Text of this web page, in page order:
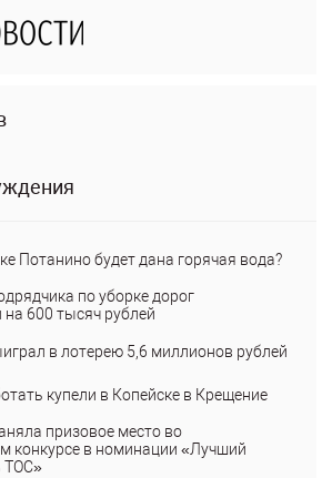
Потанино будет дана горячая вода?
по уборке дорог
600 тысяч рублей
в лотерею 5,6 миллионов рублей
купели в Копейске в Крещение
призовое место во
конкурсе в номинации «Лучший
ТОС»